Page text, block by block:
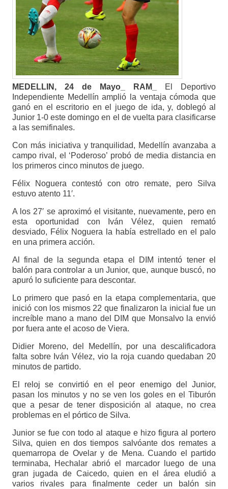
MEDELLIN, 24 de Mayo_ RAM_
El Deportivo
Independiente Medellín amplió la ventaja cómoda que
ganó en el escritorio en el juego de ida, y, doblegó al
Junior 1-0 este domingo en el de vuelta para clasificarse
a las semifinales.
Con más iniciativa y tranquilidad, Medellín avanzaba a
campo rival, el ‘Poderoso’ probó de media distancia en
los primeros cinco minutos de juego.
Félix Noguera contestó con otro remate, pero Silva
estuvo atento 11′.
A los 27′ se aproximó el visitante, nuevamente, pero en
esta oportunidad con Iván Vélez, quien remató
desviado, Félix Noguera la había estrellado en el palo
en una primera acción.
Al final de la segunda etapa el DIM intentó tener el
balón para controlar a un Junior, que, aunque buscó, no
apuró lo suficiente para descontar.
Lo primero que pasó en la etapa complementaria, que
inició con los mismos 22 que finalizaron la inicial fue un
increíble mano a mano del DIM que Monsalvo la envió
por fuera ante el acoso de Viera.
Didier Moreno, del Medellín, por una descalificadora
falta sobre Iván Vélez, vio la roja cuando quedaban 20
minutos de partido.
El reloj se convirtió en el peor enemigo del Junior,
pasan los minutos y no se ven los goles en el Tiburón
que a pesar de tener disposición al ataque, no crea
problemas en el pórtico de Silva.
Junior se fue con todo al ataque e hizo figura al portero
Silva, quien en dos tiempos salvóante dos remates a
quemarropa de Ovelar y de Mena. Cuando el partido
terminaba, Hechalar abrió el marcador luego de una
gran jugada de Caicedo, quien en el área eludió a
varios rivales para finalmente ceder un balón sin